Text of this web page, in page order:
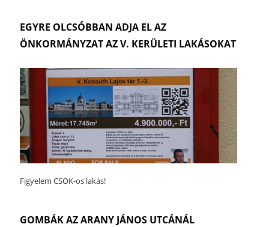
EGYRE OLCSÓBBAN ADJA EL AZ
ÖNKORMÁNYZAT AZ V. KERÜLETI LAKÁSOKAT
Figyelem CSOK-os lakás!
GOMBÁK AZ ARANY JÁNOS UTCÁNÁL